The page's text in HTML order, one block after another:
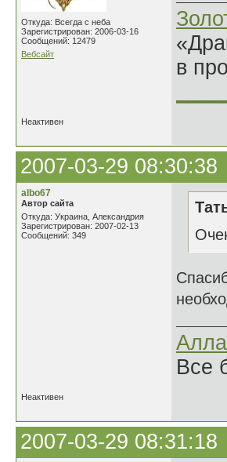
Откуда: Всегда с неба
Зарегистрирован: 2006-03-16
Сообщений: 12479
Вебсайт
в
Неактивен
2007-03-29 08:30:38
albo67
Автор сайта
Откуда: Украина, Александрия
Зарегистрирован: 2007-02-13
Сообщений: 349
Все
Неактивен
2007-03-29 08:31:18